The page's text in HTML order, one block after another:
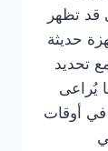
قد تظهر
حديثة
تحديد
يُراعى
في أوقات